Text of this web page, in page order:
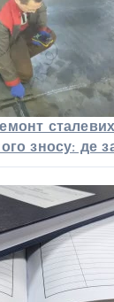
зносу: де